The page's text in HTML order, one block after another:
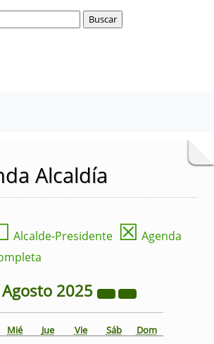
Alcaldía
Alcalde-Presidente ☒ Agenda
Agosto 2025
Mié Jue Vie Sáb Dom